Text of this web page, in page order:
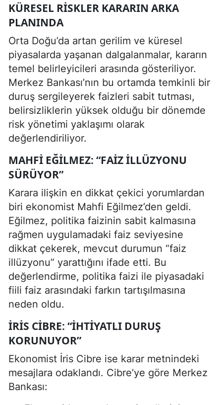
KÜRESEL RISKLER KARARIN ARKA
PLANINDA
Orta Doğu’da artan gerilim ve küresel
piyasalarda yaşanan dalgalanmalar, kararın
temel belirleyicileri arasında gösteriliyor.
Merkez Bankası’nın bu ortamda temkinli bir
duruş sergileyerek faizleri sabit tutması,
belirsizliklerin yüksek olduğu bir dönemde
risk yönetimi yaklaşımı olarak
değerlendiriliyor.
MAHFI EĞILMEZ: “FAIZ ILLÜZYONU
SÜRÜYOR”
Karara ilişkin en dikkat çekici yorumlardan
biri ekonomist Mahfi Eğilmez’den geldi.
Eğilmez, politika faizinin sabit kalmasına
rağmen uygulamadaki faiz seviyesine
dikkat çekerek, mevcut durumun “faiz
illüzyonu” yarattığını ifade etti. Bu
değerlendirme, politika faizi ile piyasadaki
fiili faiz arasındaki farkın tartışılmasına
neden oldu.
İRIS CIBRE: “İHTIYATLI DURUŞ
KORUNUYOR”
Ekonomist İris Cibre ise karar metnindeki
mesajlara odaklandı. Cibre’ye göre Merkez
Bankası: